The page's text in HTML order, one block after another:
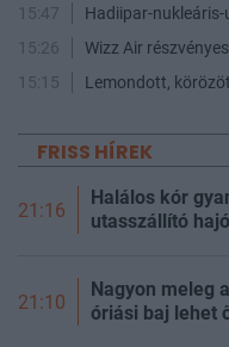
15:47
Hadiipar-
15:26
Wizz Air
15:15
FRISS HÍREK
21:16
Halálos kór
utasszállító
21:10
Nagyon meleg
óriási baj lehet